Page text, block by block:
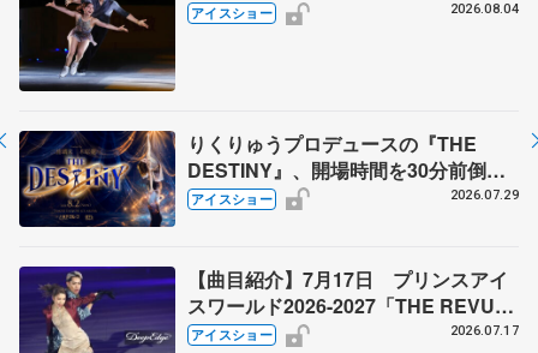
アイスショー 2026.08.04
りくりゅうプロデュースの『THE
DESTINY』、開場時間を30分前倒
し 熱中症対策で
アイスショー 2026.07.29
【曲目紹介】7月17日 プリンスアイ
スワールド2026-2027「THE REVUE
ON ICE」横浜公演
アイスショー 2026.07.17